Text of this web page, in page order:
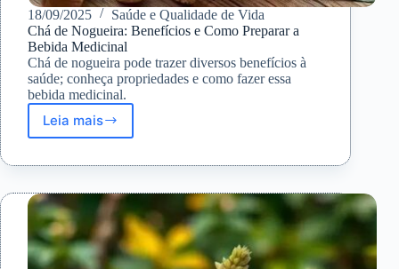
18/09/2025
Saúde e Qualidade de Vida
Chá de Nogueira: Benefícios e Como Preparar a
Bebida Medicinal
Chá de nogueira pode trazer diversos benefícios à
saúde; conheça propriedades e como fazer essa
bebida medicinal.
Leia mais
Chá
Nogueira:
e
Como
Preparar
a
Bebida